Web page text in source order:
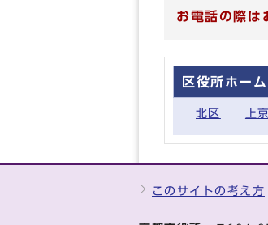
お電話の際は
区役所ホー
北区 上
このサイトの考え方